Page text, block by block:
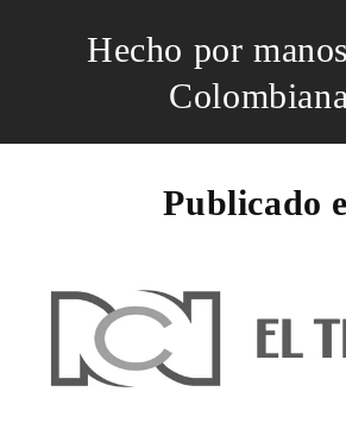
Hecho por
Publicado